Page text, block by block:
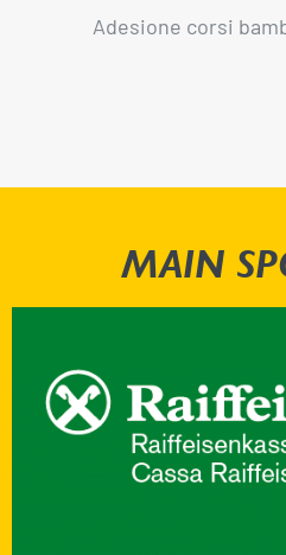
Adesione corsi
MAIN